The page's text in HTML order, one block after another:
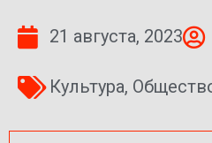
21 августа, 2023
Культура,